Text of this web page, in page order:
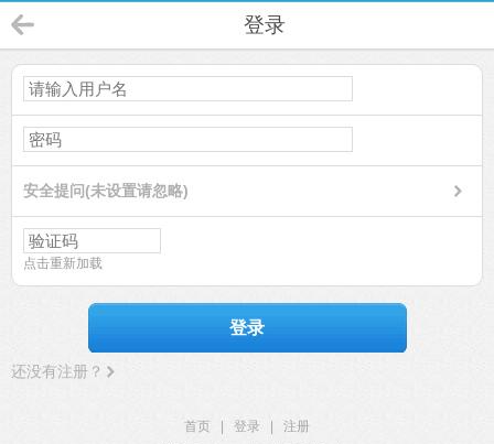
登录
安全提问(未设置请忽略)
点击重新加载
登录
还没有注册？
首页 登录
注册